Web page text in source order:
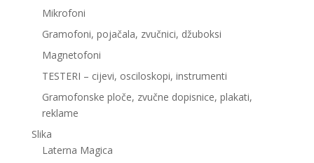
Mikrofoni
Gramofoni, pojačala, zvučnici, džuboksi
Magnetofoni
TESTERI – cijevi, osciloskopi, instrumenti
Gramofonske ploče, zvučne dopisnice, plakati,
reklame
Slika
Laterna Magica